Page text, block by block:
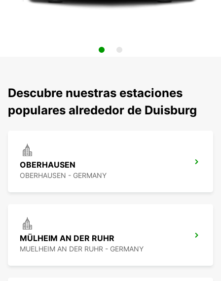
Descubre nuestras estaciones
populares alrededor de Duisburg
OBERHAUSEN
OBERHAUSEN - GERMANY
MÜLHEIM AN DER RUHR
MUELHEIM AN DER RUHR - GERMANY